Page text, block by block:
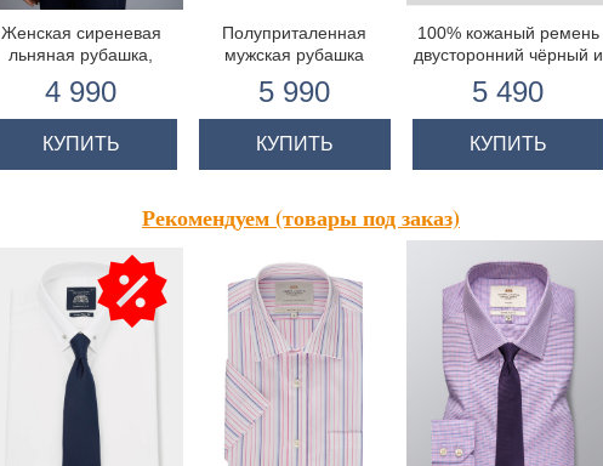
Женская сиреневая
льняная рубашка,
4 990
КУПИТЬ
Полуприталенная
мужская рубашка
мелкая клетка, двойная
манжета
5 990
КУПИТЬ
100% кожаный ремень
двусторонний чёрный и
5 490
КУПИТЬ
Рекомендуем (товары под заказ)